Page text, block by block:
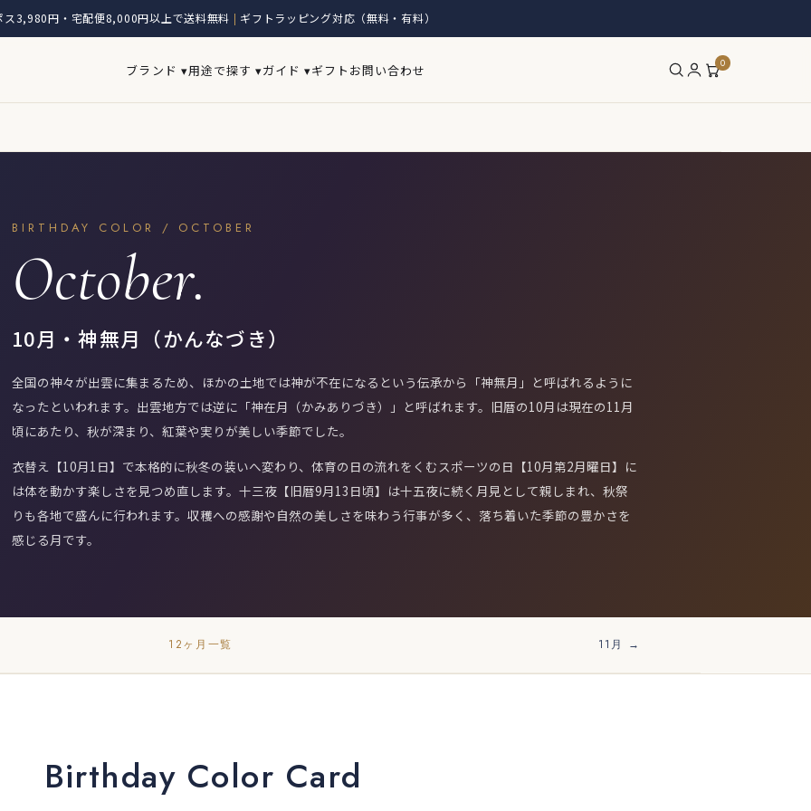
ス3,980円・宅配便8,000円以上で送料無料 | ギフトラッピング対応（無料・有料）
ブランド ▾用途で探す ▾ガイド ▾ギフト お問い合わせ 0
BIRTHDAY COLOR / OCTOBER
October.
10月・神無月（かんなづき）
全国の神々が出雲に集まるため、ほかの土地では神が不在になるという伝承から「神無月」と呼ばれるように
なったといわれます。出雲地方では逆に「神在月（かみありづき）」と呼ばれます。旧暦の10月は現在の11月
頃にあたり、秋が深まり、紅葉や実りが美しい季節でした。
衣替え【10月1日】で本格的に秋冬の装いへ変わり、体育の日の流れをくむスポーツの日【10月第2月曜日】に
は体を動かす楽しさを見つめ直します。十三夜【旧暦9月13日頃】は十五夜に続く月見として親しまれ、秋祭
りも各地で盛んに行われます。収穫への感謝や自然の美しさを味わう行事が多く、落ち着いた季節の豊かさを
感じる月です。
12ヶ月一覧 11月 →
Birthday Color Card